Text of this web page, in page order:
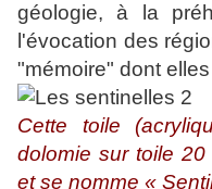
géologie, à la
l'évocation des
"mémoire" dont
Cette toile
dolomie sur toile 20
et se nomme «